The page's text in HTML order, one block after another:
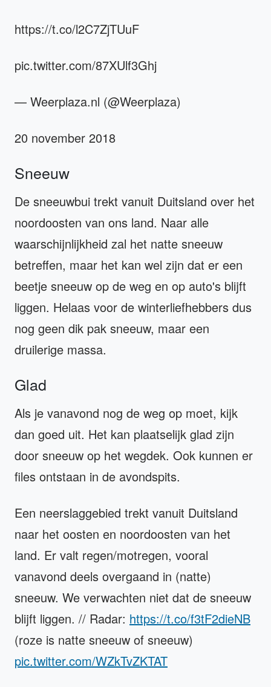
https://t.co/l2C7ZjTUuF
pic.twitter.com/87XUlf3Ghj
— Weerplaza.nl (@Weerplaza)
20 november 2018
Sneeuw
De sneeuwbui trekt vanuit Duitsland over het
noordoosten van ons land. Naar alle
waarschijnlijkheid zal het natte sneeuw
betreffen, maar het kan wel zijn dat er een
beetje sneeuw op de weg en op auto's blijft
liggen. Helaas voor de winterliefhebbers dus
nog geen dik pak sneeuw, maar een
druilerige massa.
Glad
Als je vanavond nog de weg op moet, kijk
dan goed uit. Het kan plaatselijk glad zijn
door sneeuw op het wegdek. Ook kunnen er
files ontstaan in de avondspits.
Een neerslaggebied trekt vanuit Duitsland
naar het oosten en noordoosten van het
land. Er valt regen/motregen, vooral
vanavond deels overgaand in (natte)
sneeuw. We verwachten niet dat de sneeuw
blijft liggen. // Radar: https://t.co/f3tF2dieNB
(roze is natte sneeuw of sneeuw)
pic.twitter.com/WZkTvZKTAT